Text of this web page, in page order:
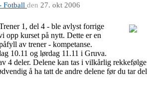
Fotball den 27. okt 2006
1, del 4 - ble avlyst forrige
opp kurset på nytt. Dette er en
av trener - kompetanse.
10.11 og lørdag 11.11 i Gruva.
4 deler. Delene kan tas i vilkårlig
å ha tatt de andre delene før du tar del